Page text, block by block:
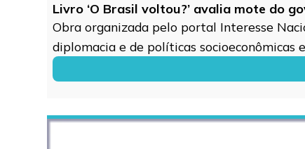
Livro ‘O Brasil voltou?’ avalia mote do
Obra organizada pelo portal Interesse
diplomacia e de políticas socioeconômicas